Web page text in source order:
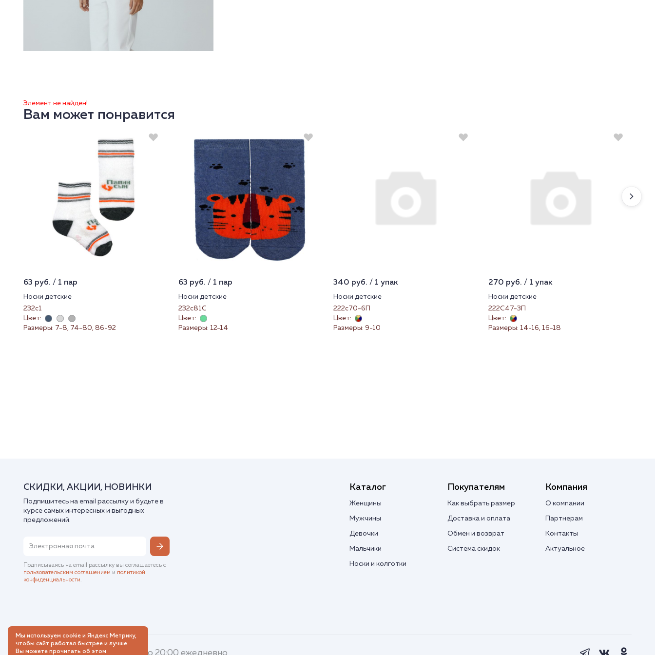
Элемент не найден!
Вам может понравится
63 руб. / 1 пар
Носки детские
232с1
Цвет:
Размеры: 7-8, 74-80, 86-92
63 руб. / 1 пар
Носки детские
232с81С
Цвет:
Размеры: 12-14
340 руб. / 1 упак
Носки детские
222с70-6П
Цвет:
Размеры: 9-10
270 руб. / 1 упак
Носки детские
222С47-3П
Цвет:
Размеры: 14-16, 16-18
СКИДКИ, АКЦИИ, НОВИНКИ
Подпишитесь на email рассылку и будьте в
курсе самых интересных и выгодных
предложений.
Подписываясь на email рассылку вы соглашаетесь с
пользовательским соглашением и политикой
конфиденциальности.
Каталог
Женщины
Мужчины
Девочки
Мальчики
Носки и колготки
Покупателям
Как выбрать размер
Доставка и оплата
Обмен и возврат
Система скидок
Компания
О компании
Партнерам
Контакты
Актуальное
8 (800) 500-61-13 с 8:00 до 20:00 ежедневно
Мы используем cookie и Яндекс Метрику,
чтобы сайт работал быстрее и лучше.
Вы можете прочитать об этом